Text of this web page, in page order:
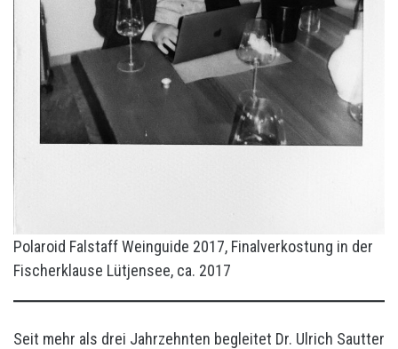
Polaroid Falstaff Weinguide 2017, Finalverkostung in der
Fischerklause Lütjensee, ca. 2017
Seit mehr als drei Jahrzehnten begleitet Dr. Ulrich Sautter